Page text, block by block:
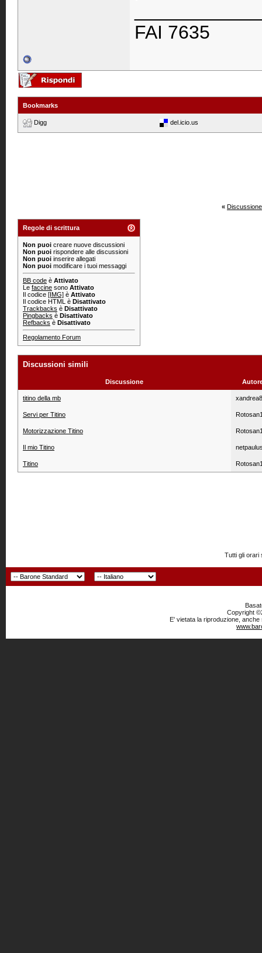
FAI 7635
Bookmarks
Digg del.icio.us
«
Regole di scrittura
Non puoi creare nuove discussioni
Non puoi rispondere alle discussioni
Non puoi inserire allegati
Non puoi modificare i tuoi messaggi
BB code è Attivato
Le faccine sono Attivato
Il codice [IMG] è Attivato
Il codice HTML è Disattivato
Trackbacks è Disattivato
Pingbacks è Disattivato
Refbacks è Disattivato
Regolamento Forum
Discussioni simili
Discussione
titino della mb
Servi per Titino
Motorizzazione Titino
Il mio Titino
Titino
Tutti gli orari
Copyright
E' vietata la riproduzione,